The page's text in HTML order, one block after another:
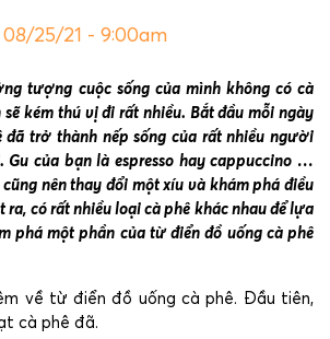
25/21 - 9:00am
tượng cuộc sống của mình không có cà
sẽ kém thú vị đi rất nhiều. Bắt đầu mỗi ngày
trở thành nếp sống của rất nhiều người
Gu của bạn là espresso hay cappuccino …
nên thay đổi một xíu và khám phá điều
ra, có rất nhiều loại cà phê khác nhau để lựa
phá một phần của từ điển đồ uống cà phê
về từ điển đồ uống cà phê. Đầu tiên,
cà phê đã.